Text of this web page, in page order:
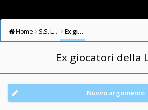
Home S.S. LAZIO FORUM Ex giocatori della Lazio
Ex giocatori della
Nuovo argomento